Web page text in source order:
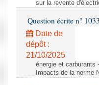
sur la revente
Question écrite n°
Date de
dépôt :
21/10/2025
énergie et carburants
Impacts de la norme